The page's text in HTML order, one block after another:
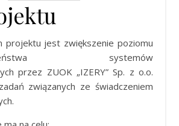
projektu jest zwiększenie poziomu
systemów
przez ZUOK „IZERY” Sp. z o.o.
związanych ze świadczeniem